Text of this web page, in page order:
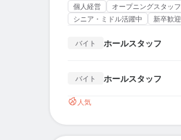
個人経営 オープニングスタッ
シニア・ミドル活躍中
新卒歓迎
バイト ホールスタッフ
バイト ホールスタッフ
人気